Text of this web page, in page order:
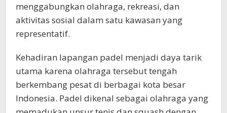
menggabungkan olahraga, rekreasi, dan
aktivitas sosial dalam satu kawasan yang
representatif.
Kehadiran lapangan padel menjadi daya tarik
utama karena olahraga tersebut tengah
berkembang pesat di berbagai kota besar
Indonesia. Padel dikenal sebagai olahraga yang